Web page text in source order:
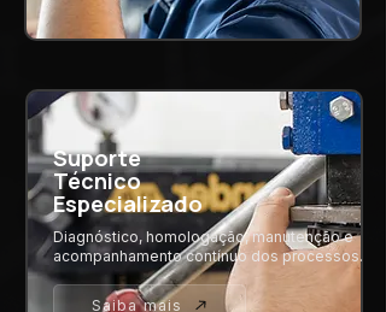
Suporte
Técnico
Especializado
Diagnóstico, homologação, manutenção e
acompanhamento contínuo dos processos.
Saiba mais